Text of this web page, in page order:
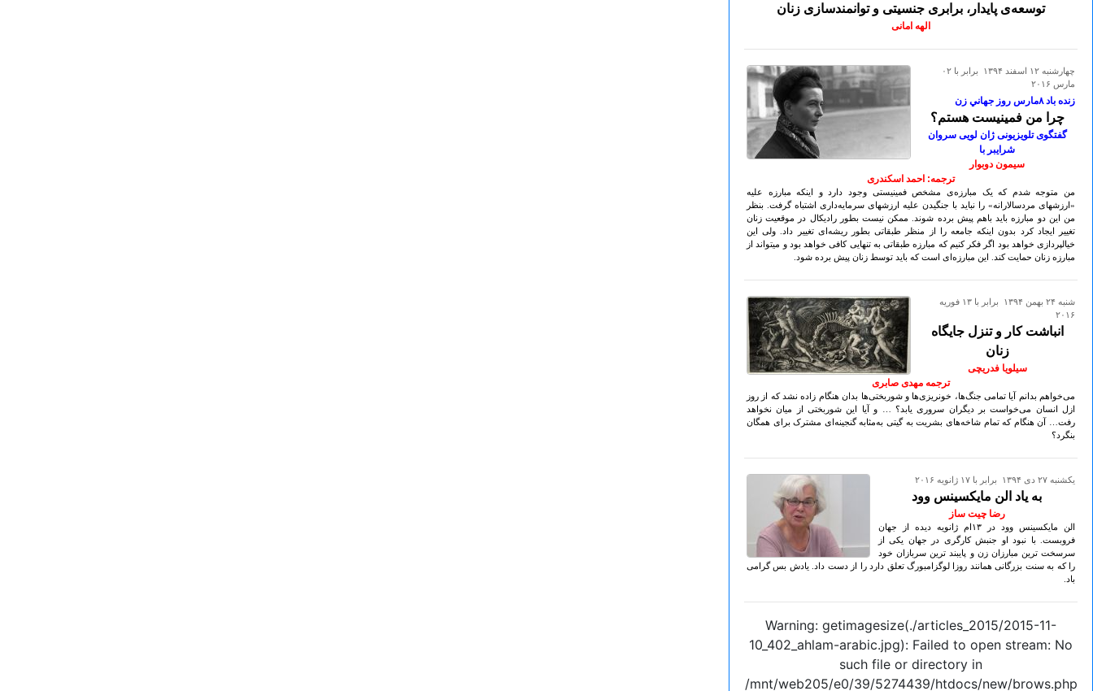
توسعه‌ی پایدار، برابری جنسیتی و توانمندسازی زنان
الهه امانی
چهارشنبه ۱۲ اسفند ۱۳۹۴ برابر با ۰۲
مارس ۲۰۱۶
زنده باد ۸مارس روز جهاني زن
چرا من فمینیست هستم؟
گفتگوی تلویزیونی ژان لویی سروان
شرایبر با
سیمون دوبوار
ترجمە: احمد اسکندری
من متوجە شدم کە یک مبارزەی مشخص فمینیستی وجود دارد و اینکە مبارزە علیە
«ارزشهای مردسالارانە» را نباید با جنگیدن علیە ارزشهای سرمایەداری اشتباە گرفت. بنظر
من این دو مبارزە باید باهم پیش بردە شوند. ممکن نیست بطور رادیکال در موقعیت زنان
تغییر ایجاد کرد بدون اینکە جامعە را از منظر طبقاتی بطور ریشەای تغییر داد. ولی این
خیالپردازی خواهد بود اگر فکر کنیم کە مبارزە طبقاتی بە تنهایی کافی خواهد بود و میتواند از
مبارزە زنان حمایت کند. این مبارزەای است کە باید توسط زنان پیش بردە شود.
شنبه ۲۴ بهمن ۱۳۹۴ برابر با ۱۳ فوريه
۲۰۱۶
انباشت کار و تنزل جایگاه
زنان
سیلویا فدریچی
ترجمه مهدی صابری
می‌خواهم بدانم آیا تمامی جنگ‌ها، خونریزی‌ها و شوربختی‌ها بدان هنگام زاده نشد که از روز
ازل انسان می‌خواست بر دیگران سروری یابد؟ … و آیا این شوربختی از میان نخواهد
رفت… آن هنگام که تمام شاخه‌های بشریت به گیتی به‌مثابه گنجینه‌ای مشترک برای همگان
بنگرد؟
يكشنبه ۲۷ دی ۱۳۹۴ برابر با ۱۷ ژانويه ۲۰۱۶
به یاد الن مایکسینس وود
رضا چیت ساز
الن مایکسینس وود در ۱۳ام ژانویه دیده از جهان
فروبست. با نبود او جنبش کارگری در جهان یکی از
سرسخت ترین مبارزان زن و پایبند ترین سربازان خود
را که به سنت بزرگانی همانند روزا لوگزامبورگ تعلق دارد را از دست داد. یادش بس گرامی
باد.
Warning: getimagesize(./articles_2015/2015-11-
10_402_ahlam-arabic.jpg): Failed to open stream: No
such file or directory in
/mnt/web205/e0/39/5274439/htdocs/new/brows.php